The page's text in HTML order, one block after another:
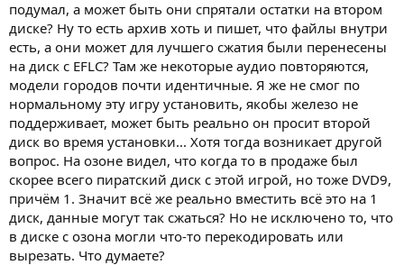
подумал, а может быть они спрятали остатки на втором
диске? Ну то есть архив хоть и пишет, что файлы внутри
есть, а они может для лучшего сжатия были перенесены
на диск с EFLC? Там же некоторые аудио повторяются,
модели городов почти идентичные. Я же не смог по
нормальному эту игру установить, якобы железо не
поддерживает, может быть реально он просит второй
диск во время установки... Хотя тогда возникает другой
вопрос. На озоне видел, что когда то в продаже был
скорее всего пиратский диск с этой игрой, но тоже DVD9,
причём 1. Значит всё же реально вместить всё это на 1
диск, данные могут так сжаться? Но не исключено то, что
в диске с озона могли что-то перекодировать или
вырезать. Что думаете?